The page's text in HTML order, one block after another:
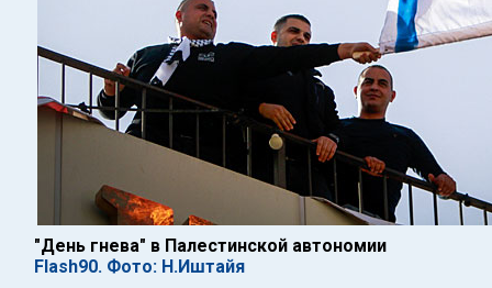
"День гнева" в Палестинской автономии
Flash90. Фото: Н.Иштайя